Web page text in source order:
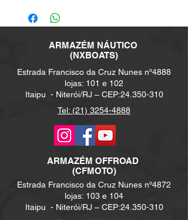
ARMAZÉM NÁUTICO
(NXBOATS)
Estrada Francisco da Cruz Nunes nº4888
lojas: 101 e 102
Itaipu - Niterói/RJ – CEP:24.350-310
Tel: (21) 3254-4888
ARMAZÉM OFFROAD
(CFMOTO)
Estrada Francisco da Cruz Nunes nº4872
lojas: 103 e 104
Itaipu - Niterói/RJ – CEP:24.350-310